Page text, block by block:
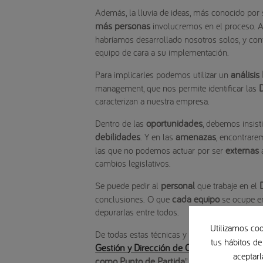
Además, la lluvia de ideas, más conocido
más personas involucremos en el proceso.
habríamos desarrollado nosotros solos, y
equipo de cara a su implementación.
Para implicarles podemos utilizar unanálisis
management, que nos permite identificar las
caracterizan a nuestra empresa.
Dentro de lasoportunidades , debemos
debilidades . Y en lasamenazas ,
las que no podemos actuar por serexternas
cambios legislativos.
Se puede pedir al personal que trabaje en el
conclusiones. O quecada equipose ocupe
depurarlas entre todos.
De todas estas técnicas y más nos hablará
Gestión y Dirección de Clínicas Dentales,
Utilizamos
tus hábitos